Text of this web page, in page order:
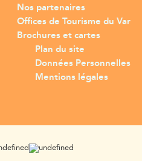
Nos partenaires
Offices de Tourisme du Var
Brochures et cartes
Plan du site
Données Personnelles
Mentions légales